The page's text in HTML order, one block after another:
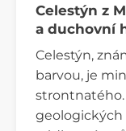
Celestýn z
a duchovní
Celestýn,
barvou, je
strontnatého.
geologických